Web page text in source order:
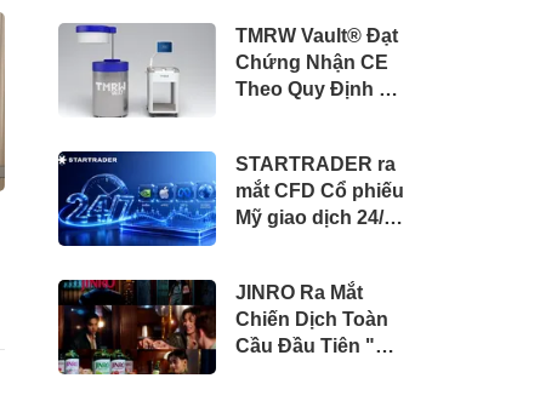
MWp tại Công ty
Điện tử Samsung
HCMC CE
TMRW Vault® Đạt
Chứng Nhận CE
Theo Quy Định về
STARTRADER ra
mắt CFD Cổ phiếu
Mỹ giao dịch 24/7
phiếu hàng đầu
thế giới
JINRO Ra Mắt
Chiến Dịch Toàn
Cầu Đầu Tiên "My